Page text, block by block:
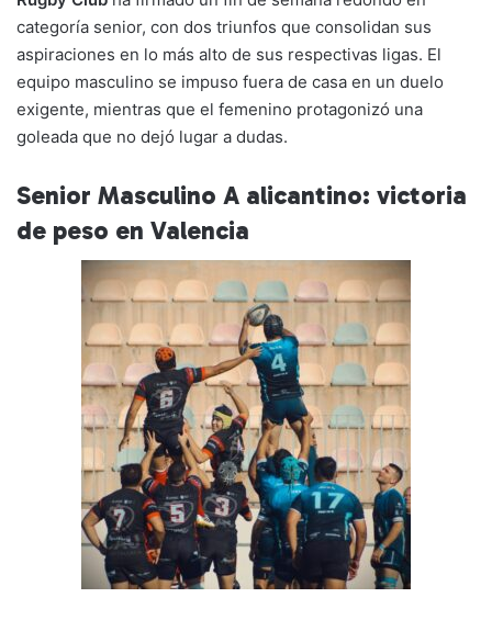
k
o
k
p
categoría senior, con dos triunfos que consolidan sus
aspiraciones en lo más alto de sus respectivas ligas. El
equipo masculino se impuso fuera de casa en un duelo
exigente, mientras que el femenino protagonizó una
goleada que no dejó lugar a dudas.
Senior Masculino A alicantino: victoria
de peso en Valencia